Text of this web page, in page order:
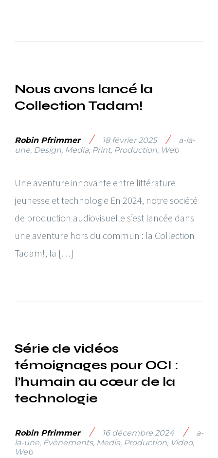
Nous avons lancé la
Collection Tadam!
Robin Pfrimmer / 18 février 2025 /
a-la-
une, Design, Media, Print, Production, Web
Une aventure innovante entre littérature
jeunesse et technologie En 2024, notre société
de production audiovisuelle s’est lancée dans
une aventure hors du commun : la Collection
Tadam!, la […]
Série de vidéos
témoignages pour OCI :
l’humain au cœur de la
technologie
Robin Pfrimmer / 16 décembre 2024 /
a-
la-une, Évènements, Media, Production, Video,
Web